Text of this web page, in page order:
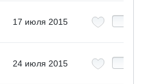
17 июля 2015
24 июля 2015